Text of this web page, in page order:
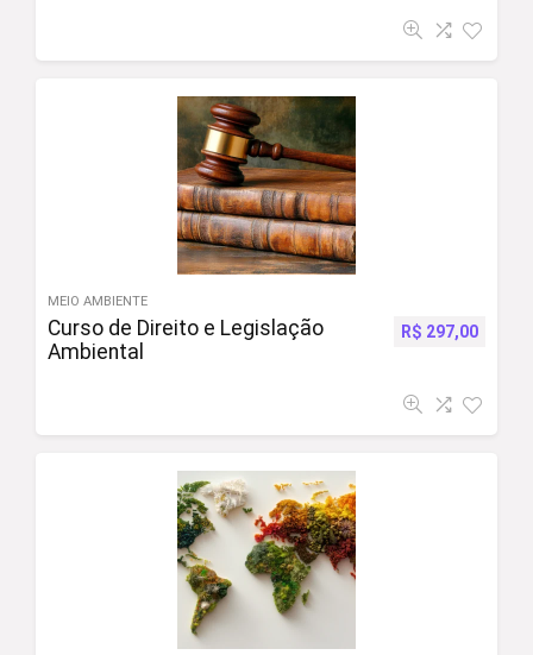
MEIO AMBIENTE
Curso de Direito e Legislação
Ambiental
R$ 297,00